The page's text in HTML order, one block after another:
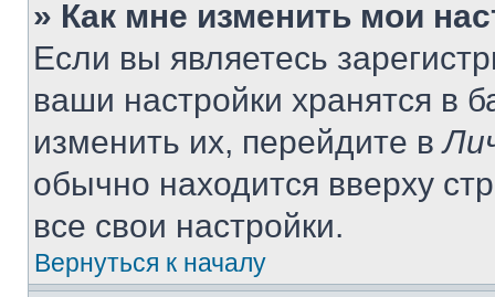
» Как мне изменить мои
Если вы являетесь
ваши настройки хранятся в
изменить их, перейдите в
обычно находится вверху
все свои настройки.
Вернуться к началу